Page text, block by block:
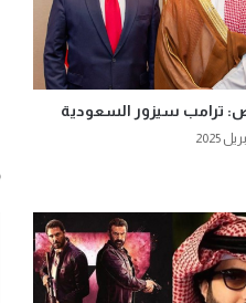
ترامب سيزور السعودية